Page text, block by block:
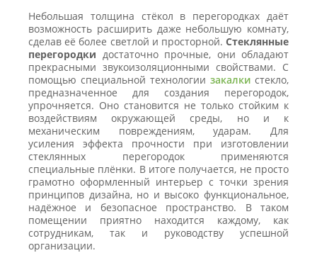
Небольшая толщина стёкол в перегородках даёт
возможность расширить даже небольшую комнату,
сделав её более светлой и просторной. Стеклянные
перегородки достаточно прочные, они обладают
прекрасными звукоизоляционными свойствами. С
помощью специальной технологии закалки стекло,
предназначенное для создания перегородок,
упрочняется. Оно становится не только стойким к
воздействиям окружающей среды, но и к
механическим повреждениям, ударам. Для
усиления эффекта прочности при изготовлении
стеклянных перегородок применяются
специальные плёнки. В итоге получается, не просто
грамотно оформленный интерьер с точки зрения
принципов дизайна, но и высоко функциональное,
надёжное и безопасное пространство. В таком
помещении приятно находится каждому, как
сотрудникам, так и руководству успешной
организации.